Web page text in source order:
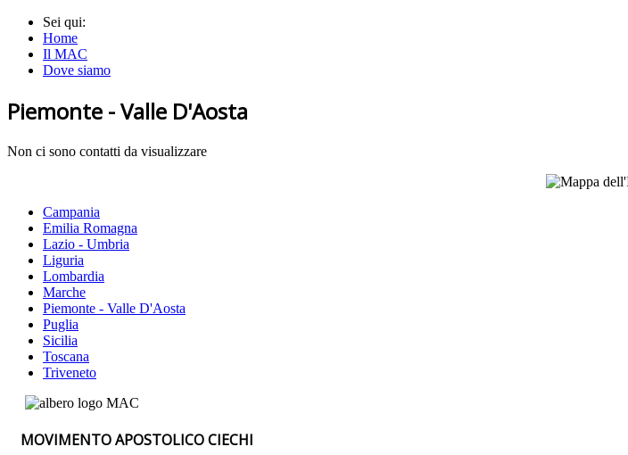
Sei qui:
Home
Il MAC
Dove siamo
Piemonte - Valle D'Aosta
Non ci sono contatti da visualizzare
Campania
Emilia Romagna
Lazio - Umbria
Liguria
Lombardia
Marche
Piemonte - Valle D'Aosta
Puglia
Sicilia
Toscana
Triveneto
MOVIMENTO APOSTOLICO CIECHI